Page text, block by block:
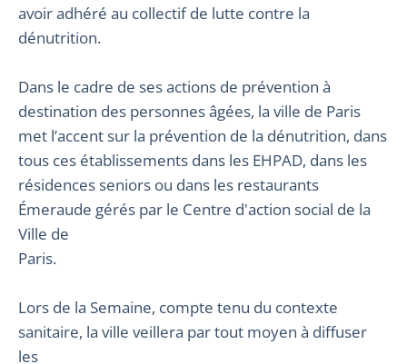
avoir adhéré au collectif de lutte contre la
dénutrition.
Dans le cadre de ses actions de prévention à
destination des personnes âgées, la ville de Paris
met l’accent sur la prévention de la dénutrition, dans
tous ces établissements dans les EHPAD, dans les
résidences seniors ou dans les restaurants
Émeraude gérés par le Centre d'action social de la
Ville de
Paris.
Lors de la Semaine, compte tenu du contexte
sanitaire, la ville veillera par tout moyen à diffuser
les